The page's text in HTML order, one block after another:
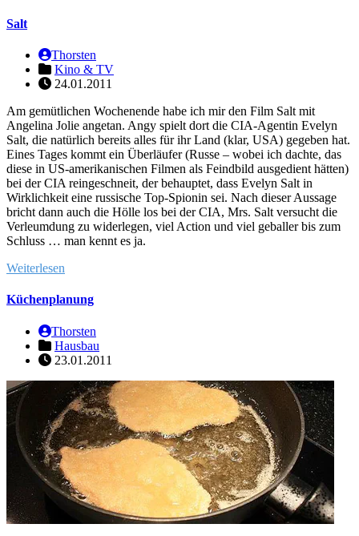
Salt
Thorsten
Kino & TV
24.01.2011
Am gemütlichen Wochenende habe ich mir den Film Salt mit
Angelina Jolie angetan. Angy spielt dort die CIA-Agentin Evelyn
Salt, die natürlich bereits alles für ihr Land (klar, USA) gegeben hat.
Eines Tages kommt ein Überläufer (Russe – wobei ich dachte, das
diese in US-amerikanischen Filmen als Feindbild ausgedient hätten)
bei der CIA reingeschneit, der behauptet, dass Evelyn Salt in
Wirklichkeit eine russische Top-Spionin sei. Nach dieser Aussage
bricht dann auch die Hölle los bei der CIA, Mrs. Salt versucht die
Verleumdung zu widerlegen, viel Action und viel geballer bis zum
Schluss … man kennt es ja.
Weiterlesen
Küchenplanung
Thorsten
Hausbau
23.01.2011